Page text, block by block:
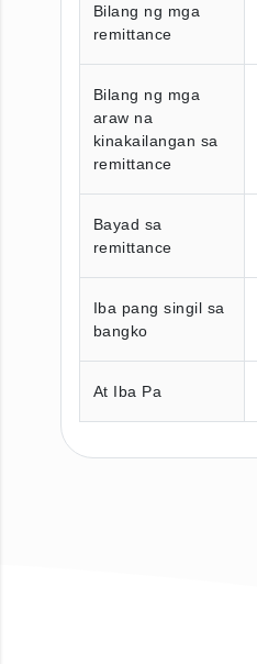
Bilang ng mga
remittance
Bilang ng mga
araw na
kinakailangan sa
remittance
Bayad sa
remittance
Iba pang singil sa
bangko
At Iba Pa